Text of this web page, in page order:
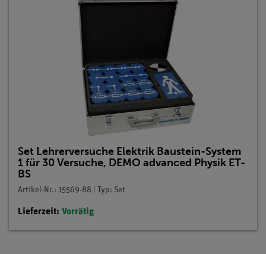
Set Lehrerversuche Elektrik Baustein-System
1 für 30 Versuche, DEMO advanced Physik ET-
BS
Artikel-Nr.: 15569-88 | Typ: Set
Lieferzeit: Vorrätig